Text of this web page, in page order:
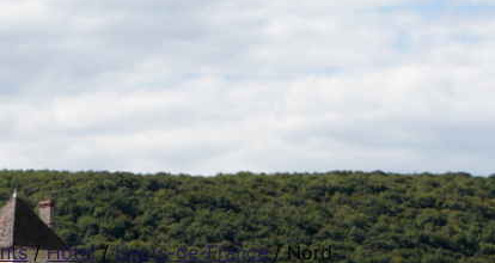
/ Hôtel / Hauts-de-France / Nord